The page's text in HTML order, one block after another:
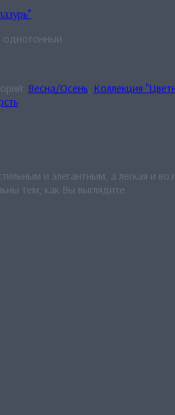
однотонный
Весна/Осень Коллекция
и элегантным, а легкая и
тем, как Вы выглядите.